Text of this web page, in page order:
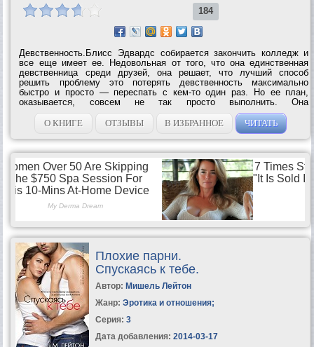
184
Девственность.Блисс Эдвардс собирается закончить колледж и
все еще имеет ее. Недовольная от того, что она единственная
девственница среди друзей, она решает, что лучший способ
решить проблему это потерять девственность максимально
быстро и просто — переспать с кем-то один раз. Но ее план,
оказывается, совсем не так просто выполнить. Она
разволновалась и оставила великолепного парня одного и голого
в ее постели с глупым оправданием....
О КНИГЕ ОТЗЫВЫ В ИЗБРАННОЕ ЧИТАТЬ
Плохие парни.
Спускаясь к тебе.
Автор: Мишель Лейтон
Жанр: Эротика и отношения;
Серия: 3
Дата добавления: 2014-03-17